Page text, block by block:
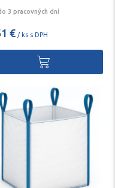
3 pracovných dní
€ / ks s DPH